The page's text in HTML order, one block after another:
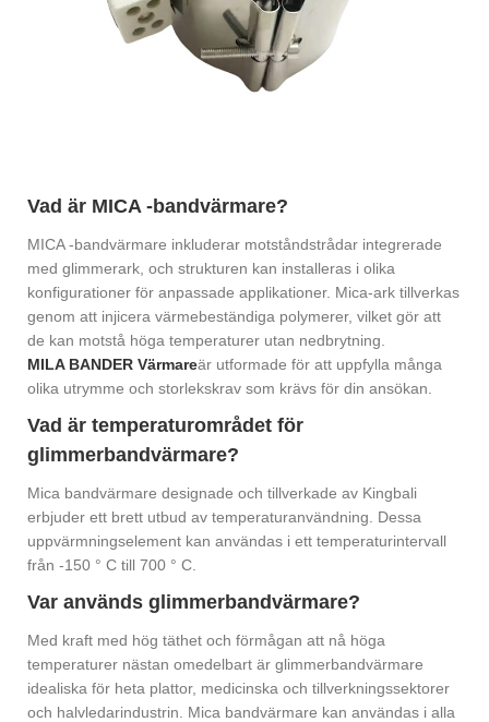
Vad är MICA -bandvärmare?
MICA -bandvärmare inkluderar motståndstrådar integrerade
med glimmerark, och strukturen kan installeras i olika
konfigurationer för anpassade applikationer. Mica-ark tillverkas
genom att injicera värmebeständiga polymerer, vilket gör att
de kan motstå höga temperaturer utan nedbrytning.
MILA BANDER Värmareär utformade för att uppfylla många
olika utrymme och storlekskrav som krävs för din ansökan.
Vad är temperaturområdet för
glimmerbandvärmare?
Mica bandvärmare designade och tillverkade av Kingbali
erbjuder ett brett utbud av temperaturanvändning. Dessa
uppvärmningselement kan användas i ett temperaturintervall
från -150 ° C till 700 ° C.
Var används glimmerbandvärmare?
Med kraft med hög täthet och förmågan att nå höga
temperaturer nästan omedelbart är glimmerbandvärmare
idealiska för heta plattor, medicinska och tillverkningssektorer
och halvledarindustrin. Mica bandvärmare kan användas i alla